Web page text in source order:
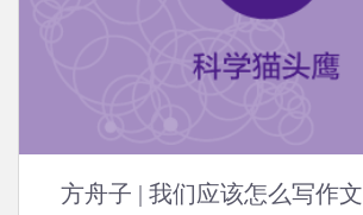
方舟子 | 我们应该怎么写作文